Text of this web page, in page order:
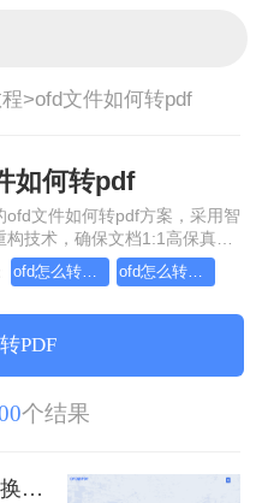
>ofd文件如何转pdf
如何转pdf
ofd文件如何转pdf方案，采用智
构技术，确保文档1:1高保真还
乱码。支持一键批量处理，全
密保障隐私安全。助您快速实
ofd怎么转换成pdf格式 ofd怎么转换pdf文件格式
PDF
个结果
OFD转PDF强烈推荐2法：转换速度和格式还原度实测！